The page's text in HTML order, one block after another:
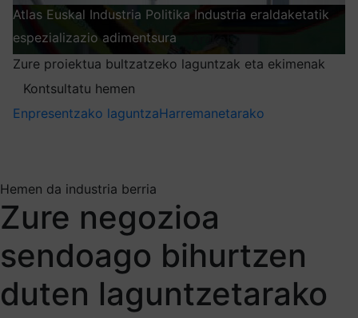
Atlas Euskal Industria Politika Industria eraldaketatik
espezializazio adimentsura
Zure proiektua bultzatzeko laguntzak eta ekimenak
Kontsultatu hemen
Enpresentzako laguntzaHarremanetarako
Hemen da industria berria
Zure negozioa
sendoago bihurtzen
duten laguntzetarako